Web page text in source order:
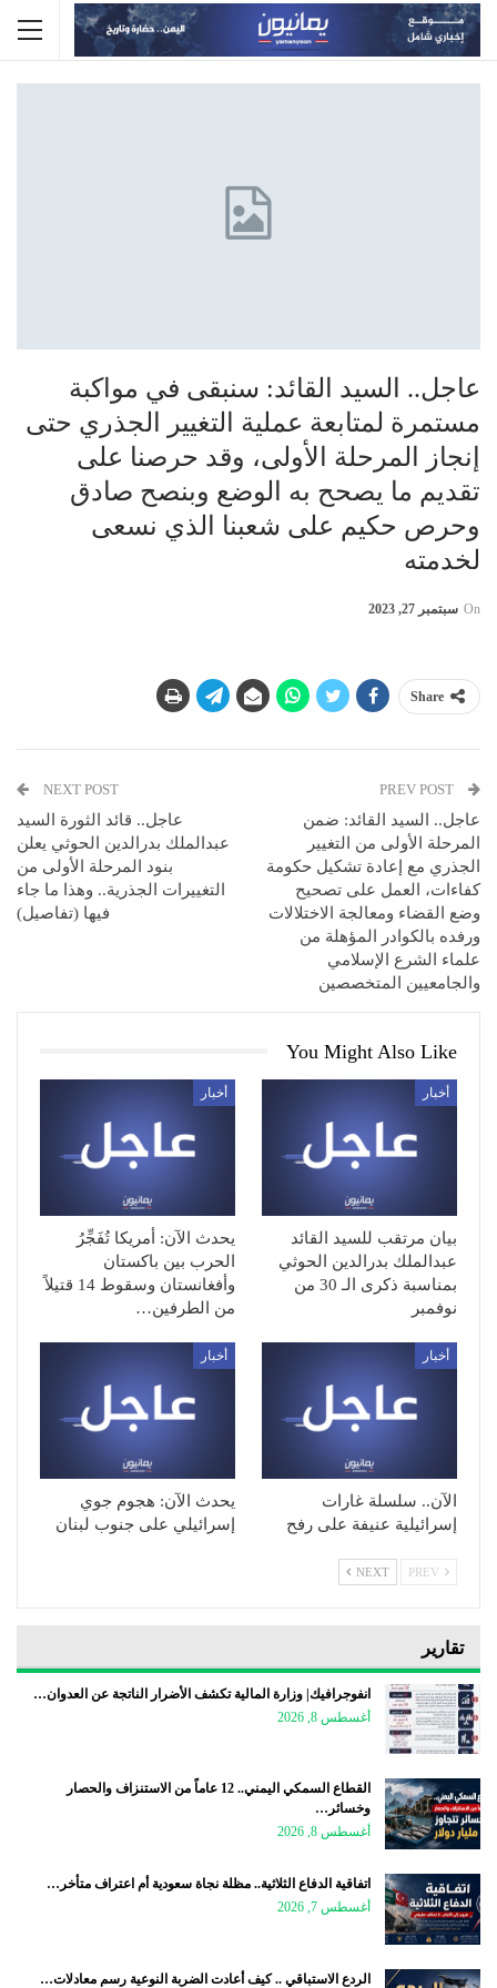
عاجل.. السيد القائد: سنبقى في مواكبة
مستمرة لمتابعة عملية التغيير الجذري حتى
إنجاز المرحلة الأولى، وقد حرصنا على
تقديم ما يصحح به الوضع وبنصح صادق
وحرص حكيم على شعبنا الذي نسعى
لخدمته
On سبتمبر 27, 2023
Share
عاجل.. السيد القائد: ضمن
المرحلة الأولى من التغيير
الجذري مع إعادة تشكيل حكومة
كفاءات، العمل على تصحيح
وضع القضاء ومعالجة الاختلالات
ورفده بالكوادر المؤهلة من
علماء الشرع الإسلامي
والجامعيين المتخصصين
NEXT POST
عاجل.. قائد الثورة السيد
عبدالملك بدرالدين الحوثي يعلن
بنود المرحلة الأولى من
التغييرات الجذرية.. وهذا ما جاء
فيها (تفاصيل)
You Might Also Like
أخبار
بيان مرتقب للسيد القائد
عبدالملك بدرالدين الحوثي
بمناسبة ذكرى الـ 30 من
نوفمبر
أخبار
يحدث الآن: أمريكا تُفَجِّرُ
الحرب بين باكستان
وأفغانستان وسقوط 14 قتيلاً
من الطرفين…
أخبار
الآن.. سلسلة غارات
إسرائيلية عنيفة على رفح
أخبار
يحدث الآن: هجوم جوي
إسرائيلي على جنوب لبنان
NEXT
تقارير
انفوجرافيك| وزارة المالية تكشف الأضرار الناتجة عن العدوان…
أغسطس 8, 2026
القطاع السمكي اليمني.. 12 عاماً من الاستنزاف والحصار
وخسائر…
أغسطس 8, 2026
اتفاقية الدفاع الثلاثية.. مظلة نجاة سعودية أم اعتراف متأخر…
أغسطس 7, 2026
الردع الاستباقي .. كيف أعادت الضربة النوعية رسم معادلات…